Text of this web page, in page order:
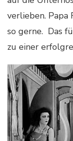
verlieben. Papa
so gerne. Das
zu einer